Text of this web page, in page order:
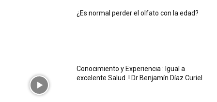
¿Es normal perder el olfato con la edad?
Conocimiento y Experiencia : Igual a
excelente Salud..! Dr Benjamín Díaz Curiel